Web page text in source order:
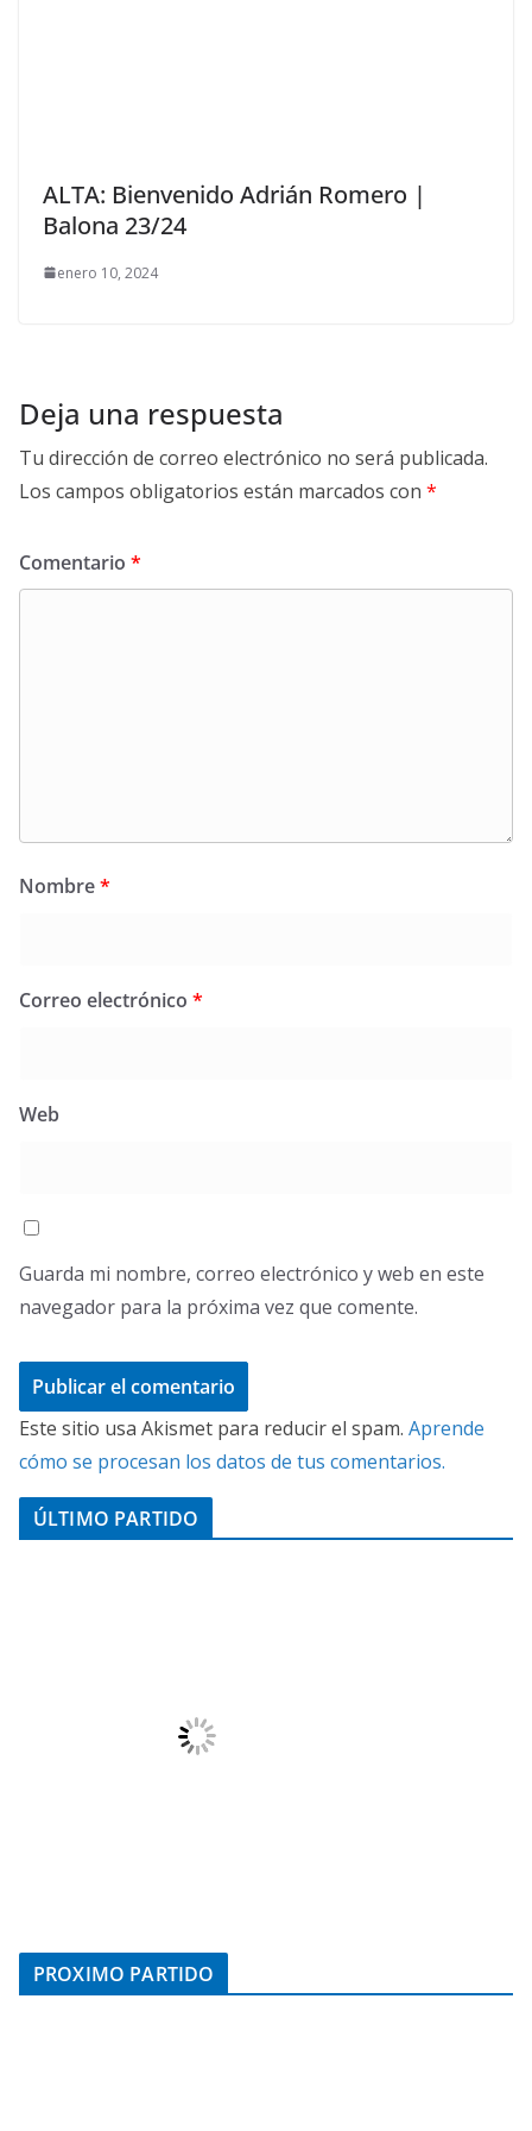
ALTA: Bienvenido Adrián Romero |
Balona 23/24
enero 10, 2024
Deja una respuesta
Tu dirección de correo electrónico no será publicada.
Los campos obligatorios están marcados con *
Comentario *
Nombre*
Correo electrónico *
Web
Guarda mi nombre, correo electrónico y web en este
navegador para la próxima vez que comente.
Este sitio usa Akismet para reducir el spam. Aprende
cómo se procesan los datos de tus comentarios.
ÚLTIMO PARTIDO
PROXIMO PARTIDO